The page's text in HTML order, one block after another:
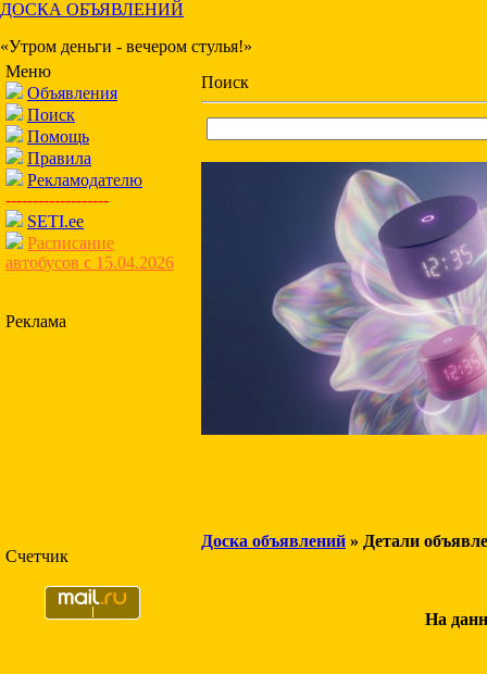
ДОСКА ОБЪЯВЛЕНИЙ
«Утром деньги - вечером стулья!»
Меню
Объявления
Поиск
Помощь
Правила
Рекламодателю
-------------------
SETI.ee
Расписание
автобусов с 15.04.2026
Реклама
Счетчик
Поиск
Доска объявлений » Детали
На